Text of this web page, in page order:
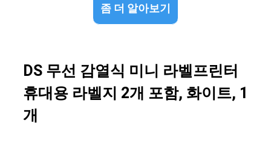
좀 더 알아보기
DS 무선 감열식 미니 라벨프린터
휴대용 라벨지 2개 포함, 화이트, 1
개